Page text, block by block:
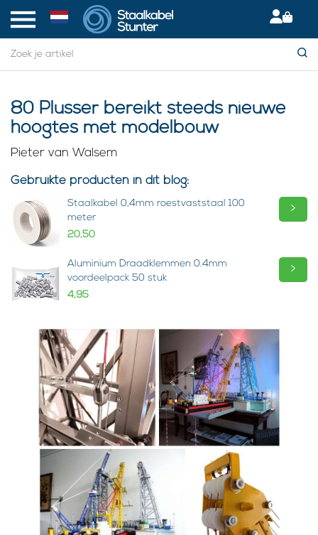
80 Plusser bereikt steeds nieuwe
hoogtes met modelbouw
Pieter van Walsem
Gebruikte producten in dit blog:
Staalkabel 0,4mm roestvaststaal 100
meter
20,50
>
Aluminium Draadklemmen 0.4mm
voordeelpack 50 stuk
4,95
>